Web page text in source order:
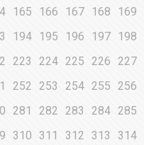
165 166 167 168 169
194 195 196 197 198
223 224 225 226 227
252 253 254 255 256
281 282 283 284 285
310 311 312 313 314